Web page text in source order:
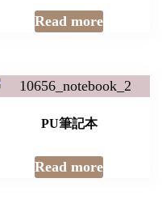
Read more
PU筆記本
Read more